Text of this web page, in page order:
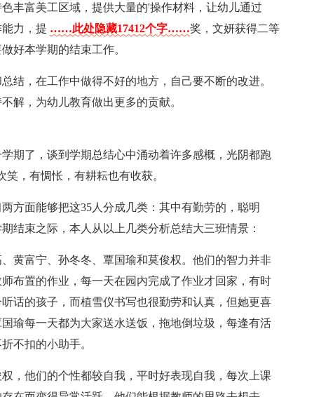
丰富美工区域，提供大量的'操作材料，让幼儿通过
力，提 ……此处隐藏17412个字……奖，文妍获得二等
好本学期的结束工作。
结，在工作中做得不好的地方，自己要不断的改进。
解，为幼儿教育做出更多的贡献。
期了，谈到学期总结心中涌动着许多感概，光阴都跑
，有惆怅，有耕耘也有收获。
方面能够把这35人分成几类：其中有勤劳的，聪明
结束之际，本人从以上几类分析总结大三班情景：
黄富宁、孙冬冬、覃国瑜和莫俊权。他们的智力并非
布置的作业，每一天在园内完成了作业才回家，有时
话的孩子，而植雪仪书写也很勤劳和认真，但她更喜
瑜每一天都为大家送水送饭，拖地倒垃圾，每逢有活
不扣的小助手。
，他们的个性都较自我，平时好表现自我，每次上课